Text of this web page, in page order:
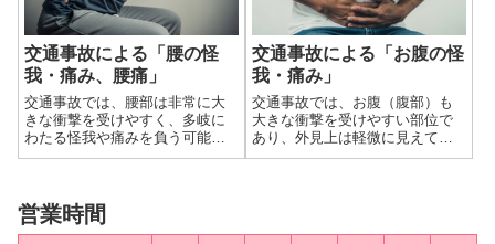
交通事故による「腰の怪
我・痛み、腰痛」
交通事故では、腰部は非常に大
きな衝撃を受けやすく、多岐に
わたる怪我や痛みを負う可能性
があります。特に、追突事故で
た状態で、腰部から頭部にかけ
て「むち打ち」のような強い衝
交通事故による「お腹の怪
我・痛み」
交通事故では、お腹（腹部）も
大きな衝撃を受けやすい部位で
あり、外見上は軽微に見えて
も、内臓に重篤な損傷を負って
営業時間